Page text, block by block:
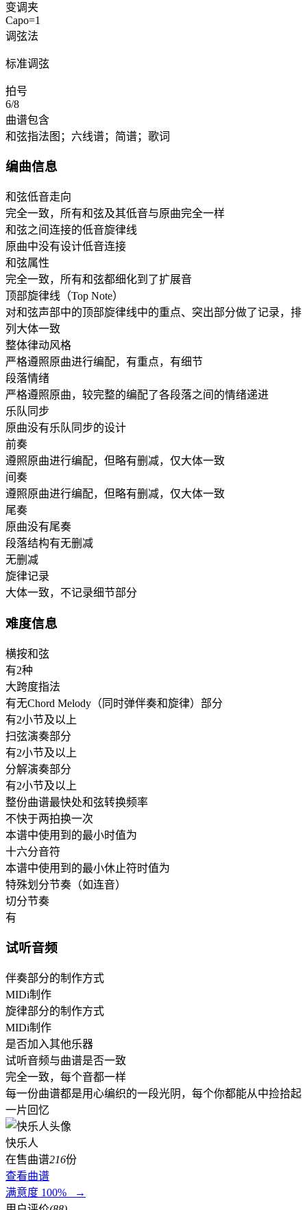
变调夹
Capo=1
调弦法
标准调弦
拍号
6/8
曲谱包含
和弦指法图；六线谱；简谱；歌词
编曲信息
和弦低音走向
完全一致，所有和弦及其低音与原曲完全一样
和弦之间连接的低音旋律线
原曲中没有设计低音连接
和弦属性
完全一致，所有和弦都细化到了扩展音
顶部旋律线（Top Note）
对和弦声部中的顶部旋律线中的重点、突出部分做了记录，排
列大体一致
整体律动风格
严格遵照原曲进行编配，有重点，有细节
段落情绪
严格遵照原曲，较完整的编配了各段落之间的情绪递进
乐队同步
原曲没有乐队同步的设计
前奏
遵照原曲进行编配，但略有删减，仅大体一致
间奏
遵照原曲进行编配，但略有删减，仅大体一致
尾奏
原曲没有尾奏
段落结构有无删减
无删减
旋律记录
大体一致，不记录细节部分
难度信息
横按和弦
有2种
大跨度指法
有无Chord Melody（同时弹伴奏和旋律）部分
有2小节及以上
扫弦演奏部分
有2小节及以上
分解演奏部分
有2小节及以上
整份曲谱最快处和弦转换频率
不快于两拍换一次
本谱中使用到的最小时值为
十六分音符
本谱中使用到的最小休止符时值为
特殊划分节奏（如连音）
切分节奏
有
试听音频
伴奏部分的制作方式
MIDi制作
旋律部分的制作方式
MIDi制作
是否加入其他乐器
试听音频与曲谱是否一致
完全一致，每个音都一样
每一份曲谱都是用心编织的一段光阴，每个你都能从中捡拾起
一片回忆
快乐人
在售曲谱216份
查看曲谱
满意度 100% →